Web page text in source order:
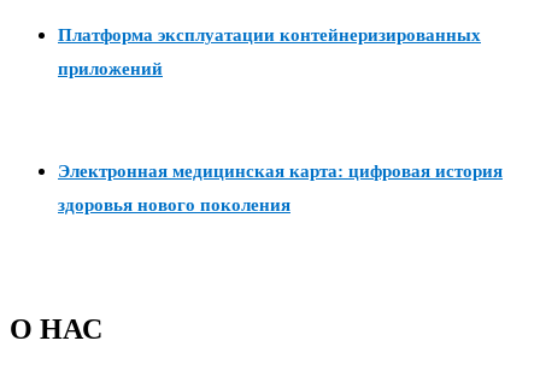
Платформа эксплуатации контейнеризированных
приложений
Электронная медицинская карта: цифровая история
здоровья нового поколения
О НАС